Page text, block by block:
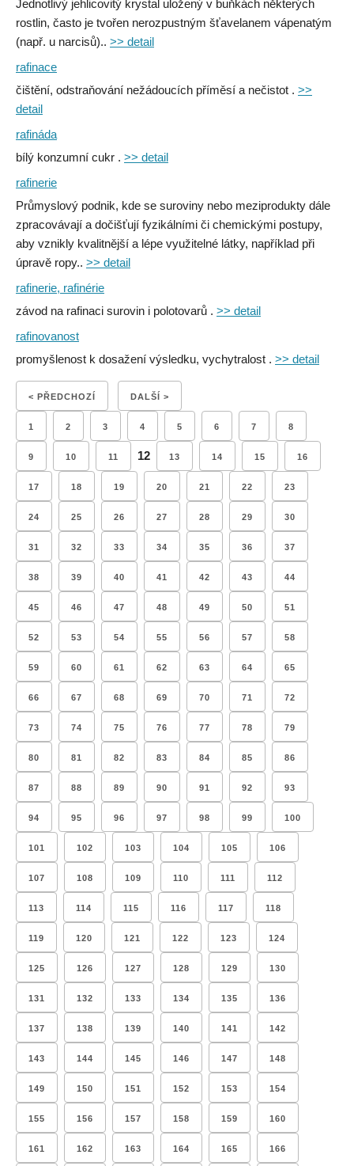
Jednotlivý jehlicovitý krystal uložený v buňkách některých
rostlin, často je tvořen nerozpustným šťavelanem vápenatým
(např. u narcisů).. >> detail
rafinace
čištění, odstraňování nežádoucích příměsí a nečistot . >>
detail
rafináda
bílý konzumní cukr . >> detail
rafinerie
Průmyslový podnik, kde se suroviny nebo meziprodukty dále
zpracovávají a dočišťují fyzikálními či chemickými postupy,
aby vznikly kvalitnější a lépe využitelné látky, například při
úpravě ropy.. >> detail
rafinerie, rafinérie
závod na rafinaci surovin i polotovarů . >> detail
rafinovanost
promyšlenost k dosažení výsledku, vychytralost . >> detail
< PŘEDCHOZÍ DALŠÍ >
1 2 3 4 5 6 7 8
9 10 11 12 13 14 15 16
17 18 19 20 21 22 23
24 25 26 27 28 29 30
31 32 33 34 35 36 37
38 39 40 41 42 43 44
45 46 47 48 49 50 51
52 53 54 55 56 57 58
59 60 61 62 63 64 65
66 67 68 69 70 71 72
73 74 75 76 77 78 79
80 81 82 83 84 85 86
87 88 89 90 91 92 93
94 95 96 97 98 99 100
101 102 103 104 105 106
107 108 109 110 111 112
113 114 115 116 117 118
119 120 121 122 123 124
125 126 127 128 129 130
131 132 133 134 135 136
137 138 139 140 141 142
143 144 145 146 147 148
149 150 151 152 153 154
155 156 157 158 159 160
161 162 163 164 165 166